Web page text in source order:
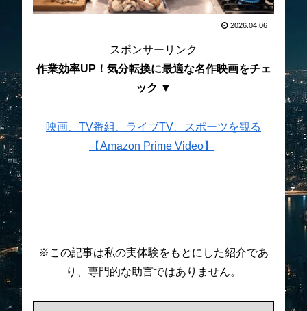
2026.04.06
スポンサーリンク
作業効率UP！気分転換に最適な名作映画をチェ
ック ▼
映画、TV番組、ライブTV、スポーツを観る
【Amazon Prime Video】
※この記事は私の実体験をもとにした紹介であ
り、専門的な助言ではありません。